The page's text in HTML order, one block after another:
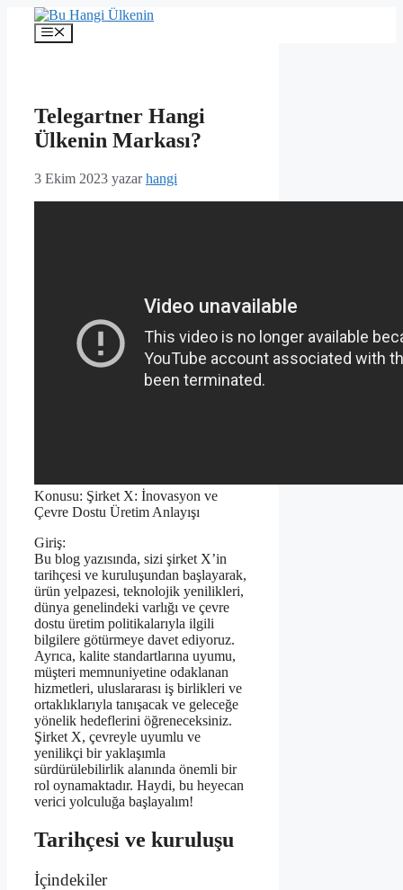
İçeriğe
Menü
Telegartner Hangi
Ülkenin Markası?
3 Ekim 2023 yazarhangi
Konusu: Şirket X: İnovasyon ve
Çevre Dostu Üretim Anlayışı
Giriş:
Bu blog yazısında, sizi şirket X’in
tarihçesi ve kuruluşundan başlayarak,
ürün yelpazesi, teknolojik yenilikleri,
dünya genelindeki varlığı ve çevre
dostu üretim politikalarıyla ilgili
bilgilere götürmeye davet ediyoruz.
Ayrıca, kalite standartlarına uyumu,
müşteri memnuniyetine odaklanan
hizmetleri, uluslararası iş birlikleri ve
ortaklıklarıyla tanışacak ve geleceğe
yönelik hedeflerini öğreneceksiniz.
Şirket X, çevreyle uyumlu ve
yenilikçi bir yaklaşımla
sürdürülebilirlik alanında önemli bir
rol oynamaktadır. Haydi, bu heyecan
verici yolculuğa başlayalım!
Tarihçesi ve kuruluşu
İçindekiler